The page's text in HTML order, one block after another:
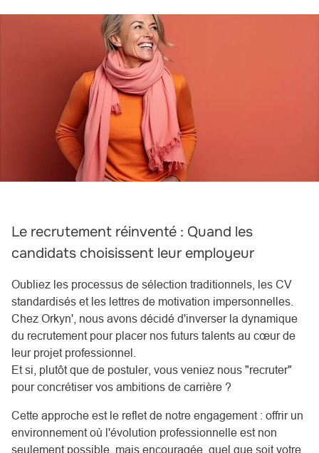
Le recrutement réinventé : Quand les
candidats choisissent leur employeur
Oubliez les processus de sélection traditionnels, les CV
standardisés et les lettres de motivation impersonnelles.
Chez Orkyn', nous avons décidé d'inverser la dynamique
du recrutement pour placer nos futurs talents au cœur de
leur projet professionnel.
Et si, plutôt que de postuler, vous veniez nous "recruter"
pour concrétiser vos ambitions de carrière ?
Cette approche est le reflet de notre engagement : offrir un
environnement où l'évolution professionnelle est non
seulement possible, mais encouragée, quel que soit votre